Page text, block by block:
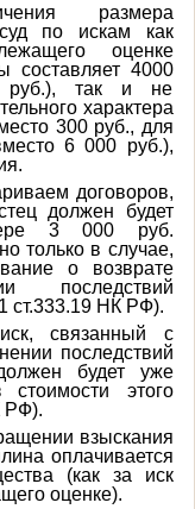
размера
по искам как
оценке
составляет 4000
руб.), так и не
характера
300 руб., для
6 000 руб.),
договоров,
должен будет
3 000 руб.
только в случае,
о возврате
последствий
ст.333.19 НК РФ).
связанный с
последствий
будет уже
этого
РФ).
взыскания
оплачивается
(как за иск
оценке).